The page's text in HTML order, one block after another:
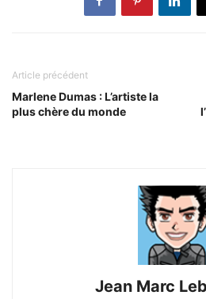
Article précédent
Marlene Dumas : L’artiste la
plus chère du monde
Jean Marc